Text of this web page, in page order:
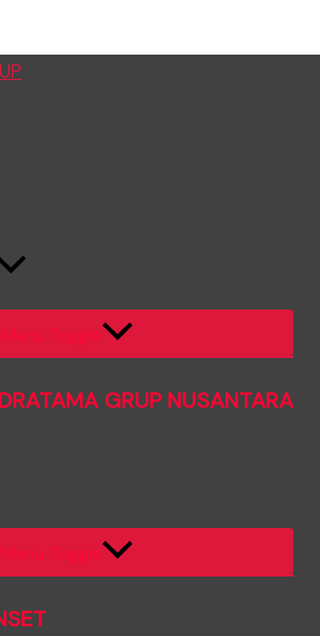
Menu Toggle
GRUP NUSANTARA
Menu Toggle